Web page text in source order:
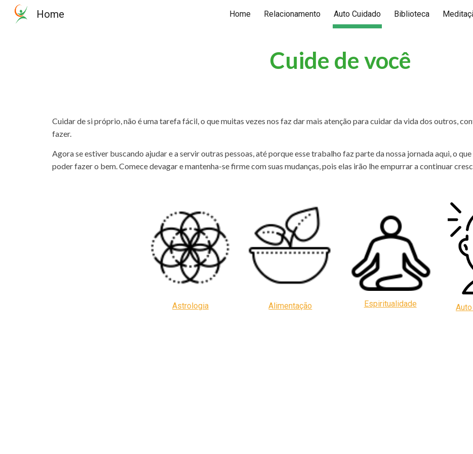
Skip to main content Skip to navigation
Home Home Relacionamento Auto Cuidado Biblioteca
Cuide de você
Cuidar de si próprio, não é uma tarefa fácil, o que muitas vezes nos faz dar mais atenção para cuidar da vida dos outros,
fazer.
Agora se estiver buscando ajudar e a servir outras pessoas, até porque esse trabalho faz parte da nossa jornada aqui, o
poder fazer o bem. Comece devagar e mantenha-se firme com suas mudanças, pois elas irão lhe empurrar a continuar
Astrologia Alimentação Espiritualidade